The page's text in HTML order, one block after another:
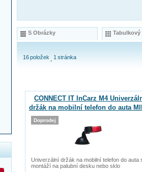
S Obrázky Tabulkový
16položek 1 stránka
CONNECT IT InCarz M4
držák na mobilní telefon do auta
Univerzální držák na mobilní telefon do auta
montáží na palubní desku nebo sklo
Doprodej